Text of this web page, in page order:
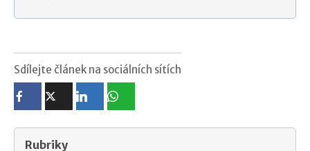
Sdílejte článek na sociálních sítích
Rubriky